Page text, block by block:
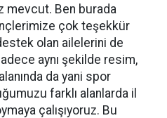
mevcut. Ben burada
çok teşekkür
olan ailelerini de
aynı şekilde resim,
da yani spor
farklı alanlarda il
çalışıyoruz. Bu